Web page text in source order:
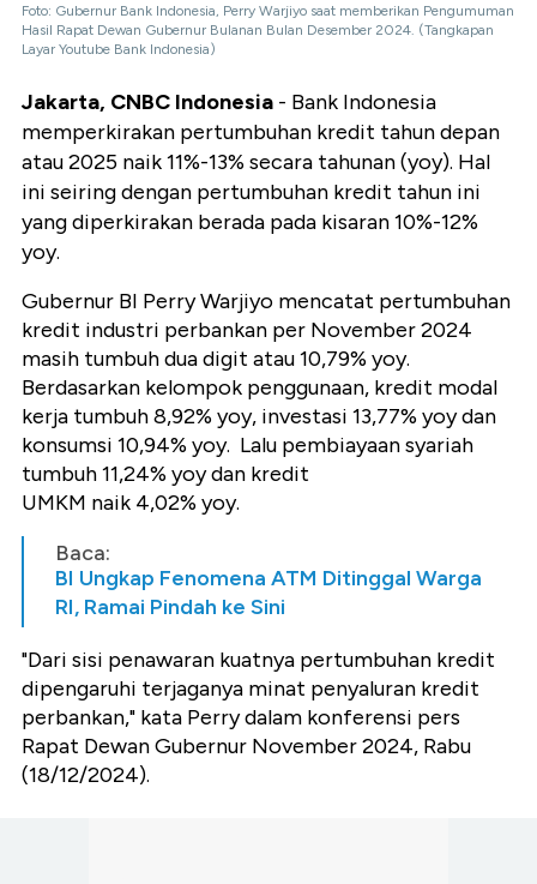
Foto: Gubernur Bank Indonesia, Perry Warjiyo saat memberikan Pengumuman
Hasil Rapat Dewan Gubernur Bulanan Bulan Desember 2024. (Tangkapan
Layar Youtube Bank Indonesia)
Jakarta, CNBC Indonesia - Bank Indonesia
memperkirakan pertumbuhan kredit tahun depan
atau 2025 naik 11%-13% secara tahunan (yoy). Hal
ini seiring dengan pertumbuhan kredit tahun ini
yang diperkirakan berada pada kisaran 10%-12%
yoy.
Gubernur BI Perry Warjiyo mencatat pertumbuhan
kredit industri perbankan per November 2024
masih tumbuh dua digit atau 10,79% yoy.
Berdasarkan kelompok penggunaan, kredit modal
kerja tumbuh 8,92% yoy, investasi 13,77% yoy dan
konsumsi 10,94% yoy. Lalu pembiayaan syariah
tumbuh 11,24% yoy dan kredit
UMKM naik 4,02% yoy.
Baca:
BI Ungkap Fenomena ATM Ditinggal Warga
RI, Ramai Pindah ke Sini
"Dari sisi penawaran kuatnya pertumbuhan kredit
dipengaruhi terjaganya minat penyaluran kredit
perbankan," kata Perry dalam konferensi pers
Rapat Dewan Gubernur November 2024, Rabu
(18/12/2024).